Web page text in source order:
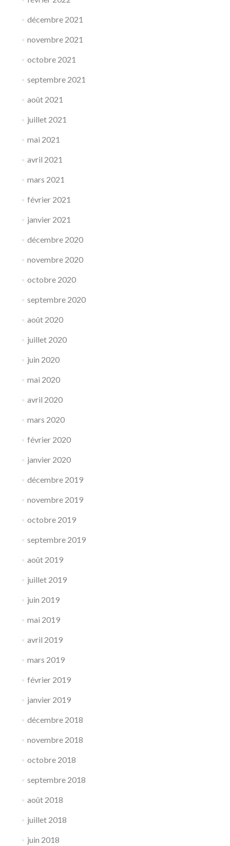
décembre 2021
novembre 2021
octobre 2021
septembre 2021
août 2021
juillet 2021
mai 2021
avril 2021
mars 2021
février 2021
janvier 2021
décembre 2020
novembre 2020
octobre 2020
septembre 2020
août 2020
juillet 2020
juin 2020
mai 2020
avril 2020
mars 2020
février 2020
janvier 2020
décembre 2019
novembre 2019
octobre 2019
septembre 2019
août 2019
juillet 2019
juin 2019
mai 2019
avril 2019
mars 2019
février 2019
janvier 2019
décembre 2018
novembre 2018
octobre 2018
septembre 2018
août 2018
juillet 2018
juin 2018